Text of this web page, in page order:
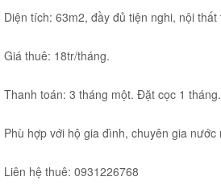
Diện tích: 63m2, đầy đủ tiện nghi, nội thất
Giá thuê: 18tr/tháng.
Thanh toán: 3 tháng một. Đặt cọc 1 tháng.
Phù hợp với hộ gia đình, chuyên gia
Liên hệ thuê: 0931226768